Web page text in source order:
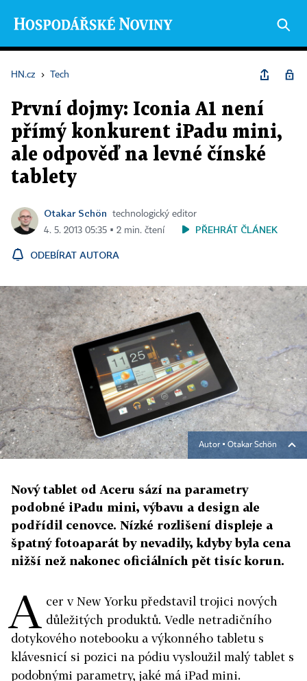
HN.cz › Tech
První dojmy: Iconia A1 není
přímý konkurent iPadu mini,
ale odpověď na levné čínské
tablety
Otakar Schön
technologický editor
4. 5. 2013 05:35 ▪ 2 min. čtení
PŘEHRÁT ČLÁNEK
ODEBÍRAT AUTORA
Autor ▪ Otakar Schön
Nový tablet od Aceru sází na parametry
podobné iPadu mini, výbavu a design ale
podřídil cenovce. Nízké rozlišení displeje a
špatný fotoaparát by nevadily, kdyby byla cena
nižší než nakonec oficiálních pět tisíc korun.
A cer v New Yorku představil trojici nových
důležitých produktů. Vedle netradičního
dotykového notebooku a výkonného tabletu s
klávesnicí si pozici na pódiu vysloužil malý tablet s
podobnými parametry, jaké má iPad mini.